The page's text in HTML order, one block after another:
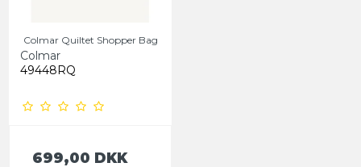
Colmar Quiltet Shopper Bag
Colmar
49448RQ
699,00 DKK